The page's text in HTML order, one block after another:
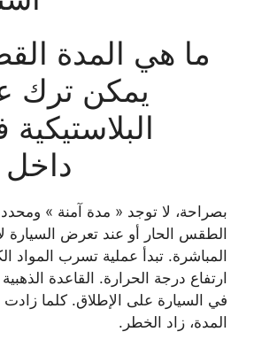
ما هي المدة
يمكن ترك
البلاستيكية
داخل
بصراحة، لا توجد « مدة آمنة »
الطقس الحار أو عند تعرض
المباشرة. تبدأ عملية تسرب المواد
ارتفاع درجة الحرارة. القاعدة
في السيارة على الإطلاق. كلما
المدة، زاد الخطر.